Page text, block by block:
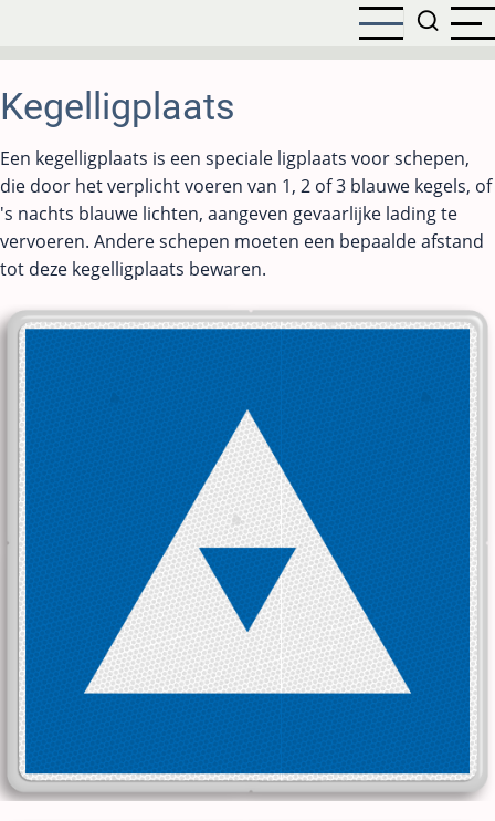
de
inhoud
gaan
Kegelligplaats
Een kegelligplaats is een speciale ligplaats voor schepen,
die door het verplicht voeren van 1, 2 of 3 blauwe kegels, of
's nachts blauwe lichten, aangeven gevaarlijke lading te
vervoeren. Andere schepen moeten een bepaalde afstand
tot deze kegelligplaats bewaren.